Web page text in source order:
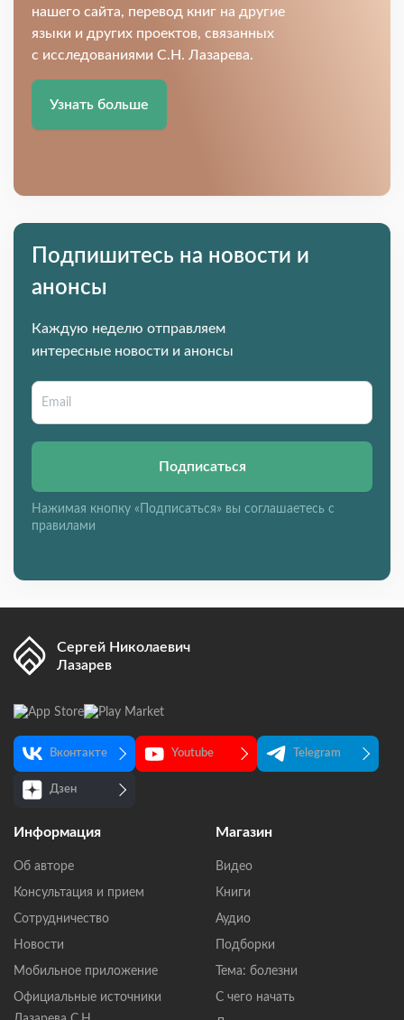
нашего сайта, перевод книг на другие
языки и других проектов, связанных
с исследованиями С.Н. Лазарева.
Узнать больше
Подпишитесь на новости и
анонсы
Каждую неделю отправляем
интересные новости и анонсы
Подписаться
Нажимая кнопку «Подписаться» вы соглашаетесь с
правилами
Сергей Николаевич
Лазарев
Вконтакте Youtube Telegram
Дзен
Информация
Об авторе
Консультация и прием
Сотрудничество
Новости
Мобильное приложение
Официальные источники
Магазин
Видео
Книги
Аудио
Подборки
Тема: болезни
С чего начать